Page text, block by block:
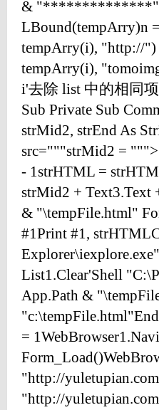
& "**************" &
LBound(tempArry)n
tempArry(i), "http://
tempArry(i),
i'去除 list 中的相同
Sub Private Sub
strMid2, strEnd As
src="""strMid2 =
- 1strHTML =
strMid2 + Text3.Text
& "\tempFile.html"
#1Print #1,
List1.Clear'Shell
App.Path &
=
"http://
"http://